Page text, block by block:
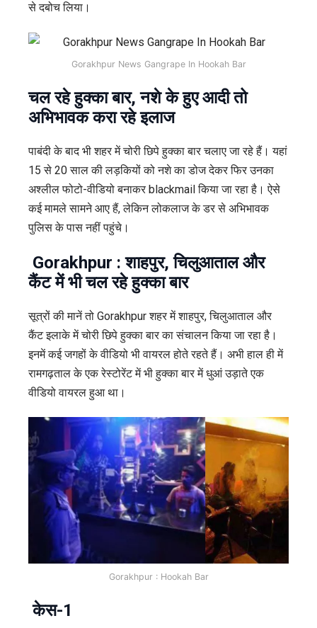
से दबोच लिया।
Gorakhpur News Gangrape In Hookah Bar
चल रहे हुक्का बार, नशे के हुए आदी तो
अभिभावक करा रहे इलाज
पाबंदी के बाद भी शहर में चोरी छिपे हुक्का बार चलाए जा रहे हैं। यहां
15 से 20 साल की लड़कियों को नशे का डोज देकर फिर उनका
अश्लील फोटो-वीडियो बनाकर blackmail किया जा रहा है। ऐसे
कई मामले सामने आए हैं, लेकिन लोकलाज के डर से अभिभावक
पुलिस के पास नहीं पहुंचे।
Gorakhpur : शाहपुर, चिलुआताल और
कैंट में भी चल रहे हुक्का बार
सूत्रों की मानें तो Gorakhpur शहर में शाहपुर, चिलुआताल और
कैंट इलाके में चोरी छिपे हुक्का बार का संचालन किया जा रहा है।
इनमें कई जगहों के वीडियो भी वायरल होते रहते हैं। अभी हाल ही में
रामगढ़ताल के एक रेस्टोरेंट में भी हुक्का बार में धुआं उड़ाते एक
वीडियो वायरल हुआ था।
Gorakhpur : Hookah Bar
केस-1